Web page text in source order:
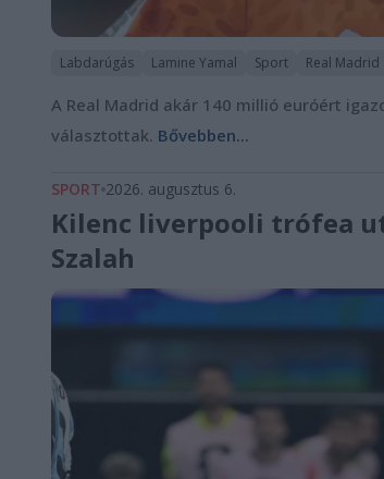
Labdarúgás Lamine Yamal Sport Real Madrid
A Real Madrid akár 140 millió euróért
választottak. Bővebben...
SPORT 2026. augusztus 6.
Kilenc liverpooli trófea
Szalah